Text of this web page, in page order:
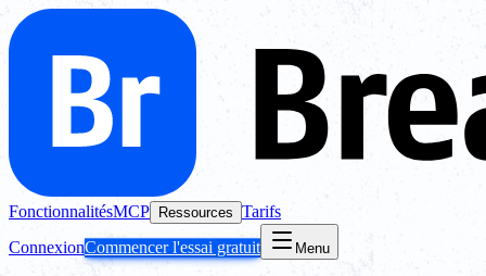
FonctionnalitésMCP Ressources Tarifs
ConnexionCommencer l'essai gratuit Menu